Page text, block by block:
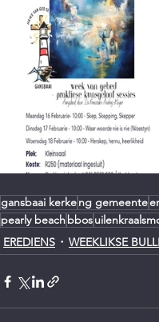
gansbaai kerkeng gemeente
pearly beachbbos
EREDIENS
WEEKLIKSE